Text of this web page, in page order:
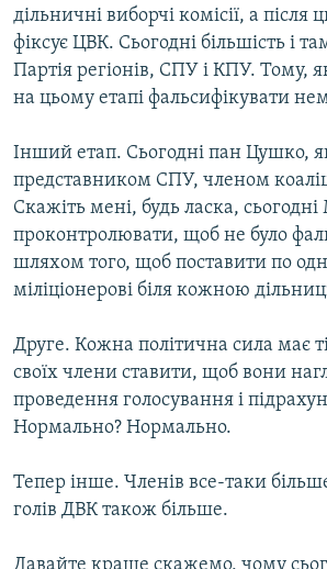
дільничні виборчі комісії, а після
фіксує ЦВК. Сьогодні більшість і
Партія регіонів, СПУ і КПУ. Тому,
на цьому етапі фальсифікувати
Інший етап. Сьогодні пан Цушко,
представником СПУ, членом
Скажіть мені, будь ласка,
проконтролювати, щоб не було
шляхом того, щоб поставити по
міліціонерові біля кожною
Друге. Кожна політична сила має
своїх члени ставити, щоб вони
проведення голосування і
Нормально? Нормально.
Тепер інше. Членів все-таки
голів ДВК також більше.
Давайте краще скажемо, чому